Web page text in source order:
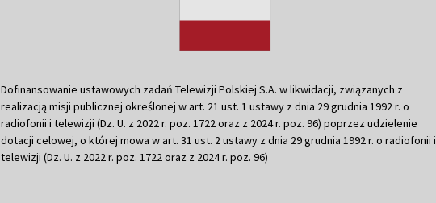
Dofinansowanie ustawowych zadań Telewizji Polskiej S.A. w likwidacji, związanych z
realizacją misji publicznej określonej w art. 21 ust. 1 ustawy z dnia 29 grudnia 1992 r. o
radiofonii i telewizji (Dz. U. z 2022 r. poz. 1722 oraz z 2024 r. poz. 96) poprzez udzielenie
dotacji celowej, o której mowa w art. 31 ust. 2 ustawy z dnia 29 grudnia 1992 r. o radiofonii i
telewizji (Dz. U. z 2022 r. poz. 1722 oraz z 2024 r. poz. 96)